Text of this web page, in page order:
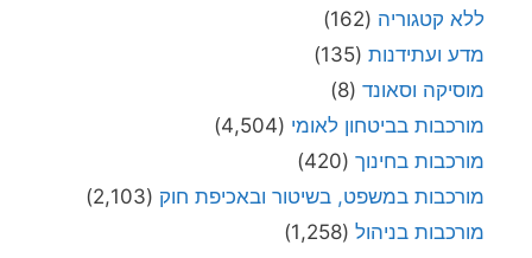
ללא קטגוריה (162)
מדע ועתידנות (135)
מוסיקה וסאונד (8)
מורכבות בביטחון לאומי (4,504)
מורכבות בחינוך (420)
מורכבות במשפט, בשיטור ובאכיפת חוק (2,103)
מורכבות בניהול (1,258)